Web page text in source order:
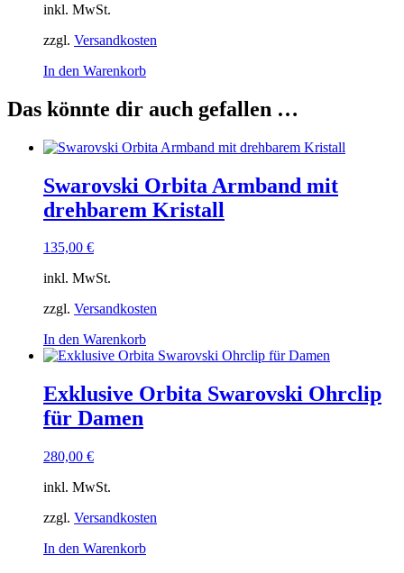
war:
inkl. MwSt.
zzgl. Versandkosten
In den Warenkorb
Das könnte dir auch gefallen …
Swarovski Orbita Armband mit
drehbarem Kristall
135,00 €
inkl. MwSt.
zzgl. Versandkosten
In den Warenkorb
Exklusive Orbita Swarovski Ohrclip
für Damen
280,00 €
inkl. MwSt.
zzgl. Versandkosten
In den Warenkorb